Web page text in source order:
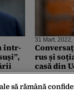
într-
31 Mart. 2022,
rus și
casă din
adidași
Ea îi
să rămână